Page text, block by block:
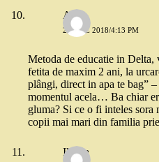
Ana
2 IULIE 2018/4:13 PM
Metoda de educatie in Delta,
fetita de maxim 2 ani, la
plângi, direct in apa te bag”
momentul acela… Ba chiar
gluma? Si ce o fi inteles sora
copii mai mari din familia
Ileana